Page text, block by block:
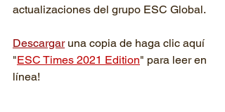
actualizaciones del grupo ESC Global.
Descargar una copia de haga clic aquí
"ESC Times 2021 Edition" para leer en
línea!